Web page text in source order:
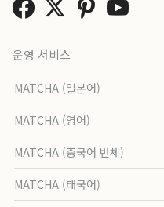
운영 서비스
MATCHA (일본어)
MATCHA (영어)
MATCHA (중국어 번체)
MATCHA (태국어)